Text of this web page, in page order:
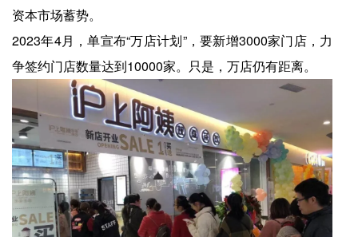
资本市场蓄势。
2023年4月，单宣布“万店计划”，要新增3000家门店，力
争签约门店数量达到10000家。只是，万店仍有距离。